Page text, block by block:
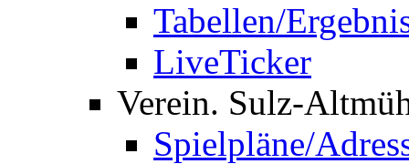
Tabellen/
LiveTicker
Verein. Sulz-
Spielpläne/